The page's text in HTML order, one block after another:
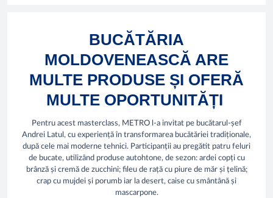
BUCĂTĂRIA
MOLDOVENEASCĂ ARE
MULTE PRODUSE ȘI OFERĂ
MULTE OPORTUNITĂȚI
Pentru acest masterclass, METRO l-a invitat pe bucătarul-șef
Andrei Latul, cu experiență în transformarea bucătăriei tradiționale,
după cele mai moderne tehnici. Participanții au pregătit patru feluri
de bucate, utilizând produse autohtone, de sezon: ardei copți cu
brânză și cremă de zucchini; fileu de rață cu piure de măr și țelină;
crap cu mujdei și porumb iar la desert, caise cu smântână și
mascarpone.